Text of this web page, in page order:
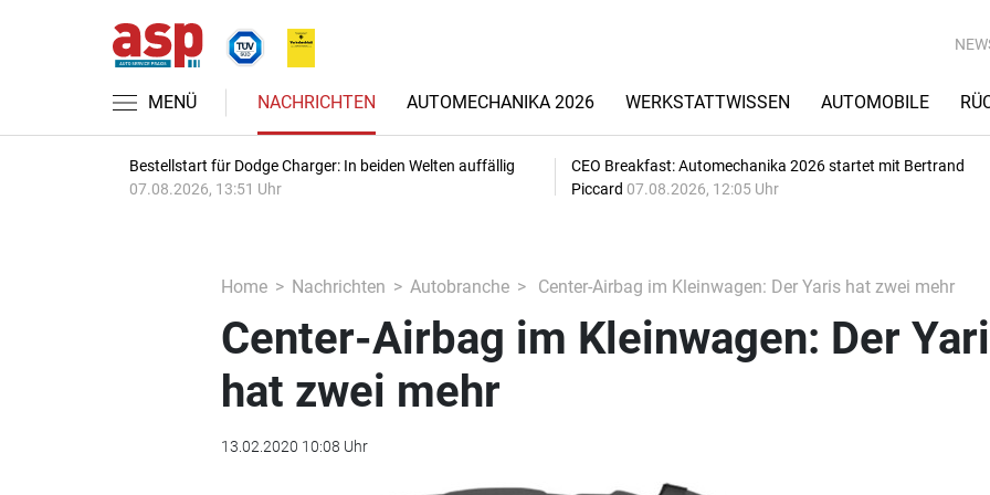
MENÜ NACHRICHTEN AUTOMECHANIKA 2026 WERKSTATTWISSEN AUTOMOBILE
Bestellstart für Dodge Charger: In beiden Welten auffällig
07.08.2026, 13:51 Uhr
CEO Breakfast: Automechanika 2026 startet mit Bertrand
Piccard 07.08.2026, 12:05 Uhr
Home Nachrichten Autobranche Center-Airbag im Kleinwagen: Der Yaris hat zwei mehr
Center-Airbag im Kleinwagen: Der
hat zwei mehr
13.02.2020 10:08 Uhr